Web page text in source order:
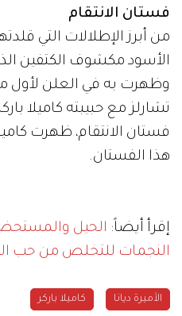
فستان الانتقام
من أبرز الإطلالات التي
الأسود مكشوف الكتفين الذي
وظهرت به في العلن لأول
تشارلز مع حبيبته كاميلا
فستان الانتقام، ظهرت
هذا الفستان.
إقرأ أيضاً: الحيل
النجمات للتخلص من حب
الأميرة ديانا كاميلا باركر